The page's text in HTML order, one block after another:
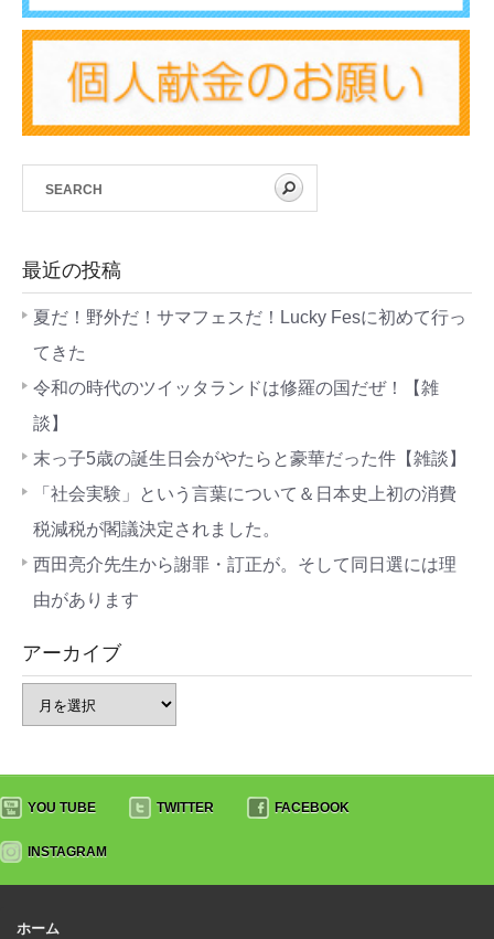
最近の投稿
夏だ！野外だ！サマフェスだ！Lucky Fesに初めて行っ
てきた
令和の時代のツイッタランドは修羅の国だぜ！【雑
談】
末っ子5歳の誕生日会がやたらと豪華だった件【雑談】
「社会実験」という言葉について＆日本史上初の消費
税減税が閣議決定されました。
西田亮介先生から謝罪・訂正が。そして同日選には理
由があります
アーカイブ
YOU TUBE TWITTER FACEBOOK
INSTAGRAM
ホーム